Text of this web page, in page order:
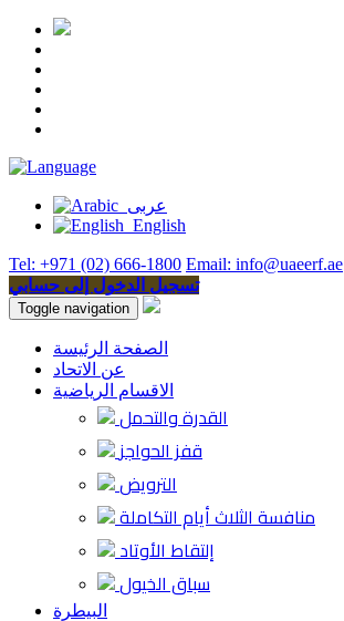
عربى
English
Tel: +971 (02) 666-1800 Email: info@uaeerf.ae
تسجيل الدخول إلى حسابي
Toggle navigation
الصفحة الرئيسة
عن الاتحاد
الاقسام الرياضية
القدرة والتحمل
قفز الحواجز
الترويض
منافسة الثلاث أيام التكاملة
إلتقاط الأوتاد
سباق الخيول
البيطرة